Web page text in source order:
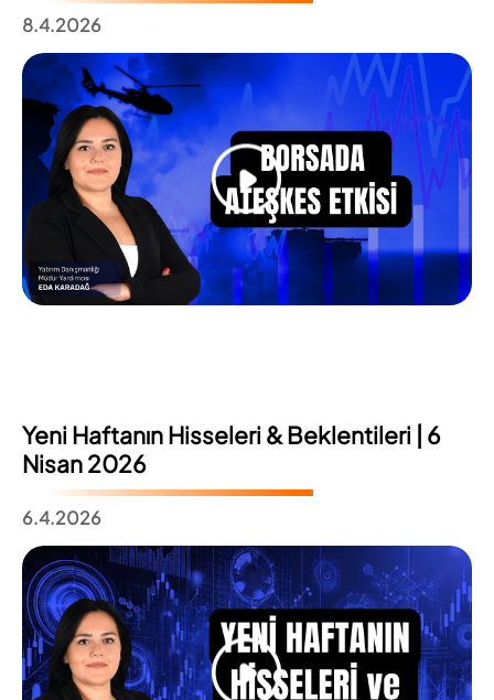
8.4.2026
Yeni Haftanın Hisseleri & Beklentileri | 6
Nisan 2026
6.4.2026